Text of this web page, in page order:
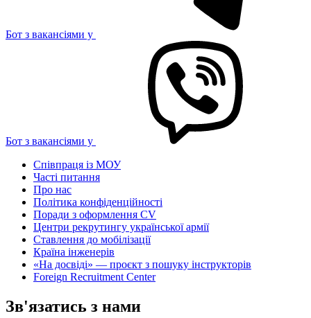
Бот з вакансіями у
Бот з вакансіями у
Співпраця із МОУ
Часті питання
Про нас
Політика конфіденційності
Поради з оформлення CV
Центри рекрутингу української армії
Ставлення до мобілізації
Країна інженерів
«На досвіді» — проєкт з пошуку інструкторів
Foreign Recruitment Center
Зв'язатись з нами